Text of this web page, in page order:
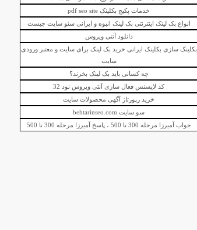
خدمات پکیج بکلینکpdf seo site
انواع بک لینک اینترنتی بک لینک انبوه و ایرانی سئو سایت چیست
دانلود آنتی ویروس
بکلینک سازی بکلینک ایرانی خرید بک لینک برای سایت و معتبر ورودی
سایت
چه کسانی باید بک لینک بخرند؟
کد لایسنس فعال سازی آنتی ویروس نود 32
خرید رپورتاژ آگهی محصولات سایت
سو سایت behtarinseo.com
جواب آمیرزا مرحله 300 تا 500 ، پاسخ آمیرزا مرحله 300 تا 500